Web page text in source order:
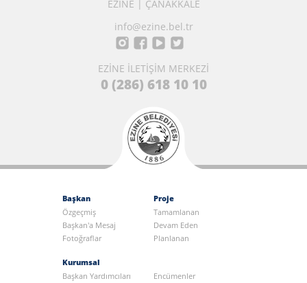
EZİNE | ÇANAKKALE
info@ezine.bel.tr
EZİNE İLETİŞİM MERKEZİ
0 (286) 618 10 10
Başkan
Özgeçmiş
Başkan'a Mesaj
Fotoğraflar
Proje
Tamamlanan
Devam Eden
Planlanan
Kurumsal
Başkan Yardımcıları
Encümenler